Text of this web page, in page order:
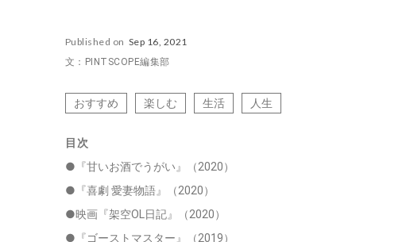
Published on Sep 16, 2021
文：PINTSCOPE編集部
おすすめ 楽しむ 生活 人生
目次
●『甘いお酒でうがい』（2020）
●『喜劇 愛妻物語』（2020）
●映画『架空OL日記』（2020）
●『ゴーストマスター』（2019）